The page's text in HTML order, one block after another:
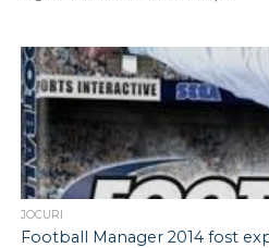
JOCURI
Football Manager 2014 fost